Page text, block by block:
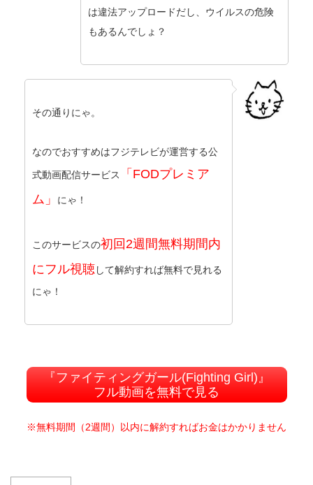
は違法アップロードだし、ウイルスの危険
もあるんでしょ？
その通りにゃ。
なのでおすすめはフジテレビが運営する公
式動画配信サービス
「FODプレミア
ム」
にゃ！
このサービスの初回2週間無料期間内
にフル視聴して解約すれば無料で見れる
にゃ！
『ファイティングガール(Fighting Girl)』
フル動画を無料で見る
※無料期間（2週間）以内に解約すればお金はかかりません